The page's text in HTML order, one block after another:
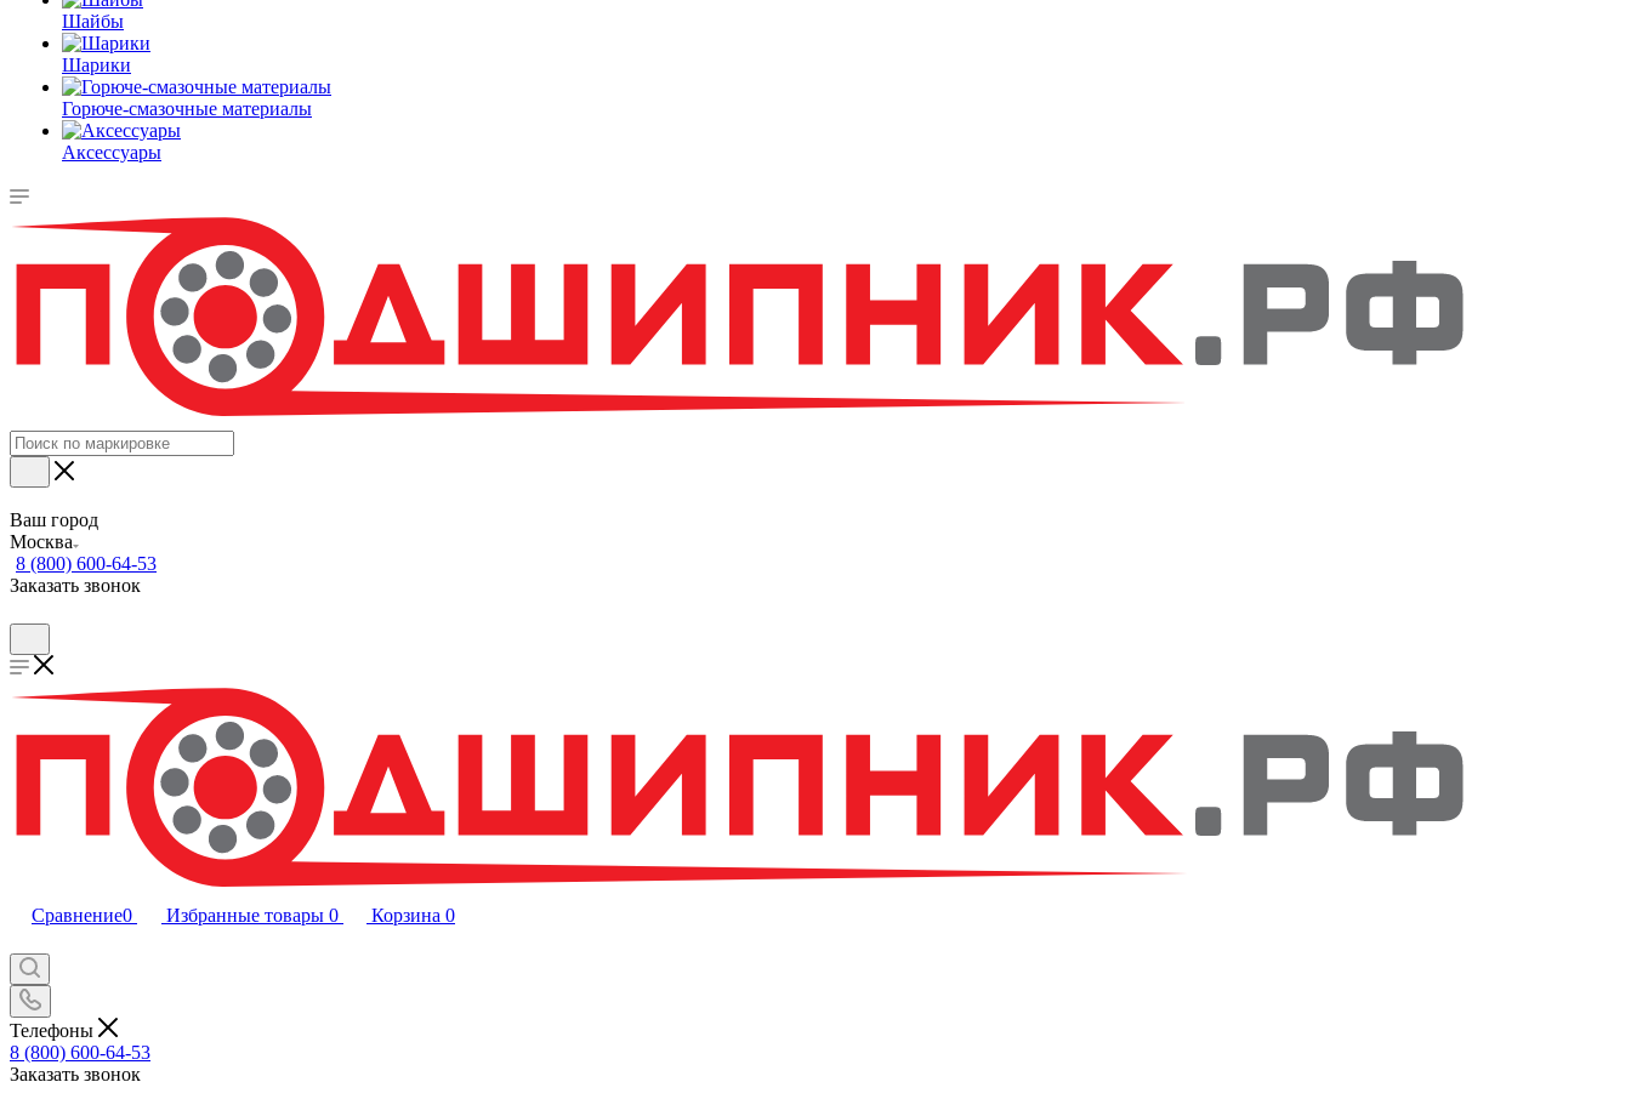
Шайбы
Шарики
Горюче-смазочные материалы
Аксессуары
Ваш город
Москва
8 (800) 600-64-53
Заказать звонок
Сравнение0 Избранные товары 0 Корзина 0
Телефоны
8 (800) 600-64-53
Заказать звонок